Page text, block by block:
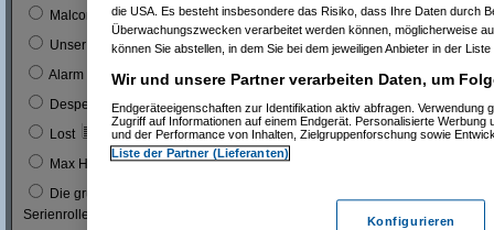
Malcom 9 3 %
Unser Charly 0
Alarm für Cobra 11 0
Desperate Housewives 1 %
Lost 7 3 %
Max Headroom
Die grüne Hornisse (Bruce Lee´s erste
Serienrolle...)
0
die USA. Es besteht insbesondere das Risiko, dass Ihre Daten durch
Überwachungszwecken verarbeitet werden können, möglicherweise
können Sie abstellen, in dem Sie bei dem jeweiligen Anbieter in der
Wir und unsere Partner verarbeiten Daten, um
Endgeräteeigenschaften zur Identifikation aktiv abfragen. Verwendung
Zugriff auf Informationen auf einem Endgerät. Personalisierte Werbung
und der Performance von Inhalten, Zielgruppenforschung sowie
Liste der Partner (Lieferanten)
Konfigurieren